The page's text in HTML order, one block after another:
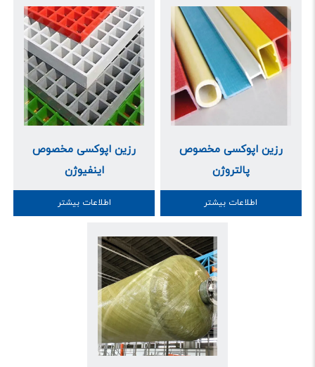
رزین اپوکسی مخصوص
پالتروژن
اطلاعات بیشتر
رزین اپوکسی مخصوص
اینفیوژن
اطلاعات بیشتر